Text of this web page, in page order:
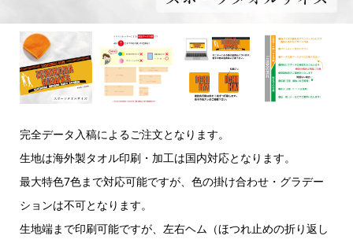
完全データ入稿によるご注文となります。
生地は海外製タオル印刷・加工は国内対応となります。
最大特色7色まで対応可能ですが、色の掛け合わせ・グラデー
ションは不可となります。
生地端まで印刷可能ですが、左右ヘム（ほつれ止めの折り返し